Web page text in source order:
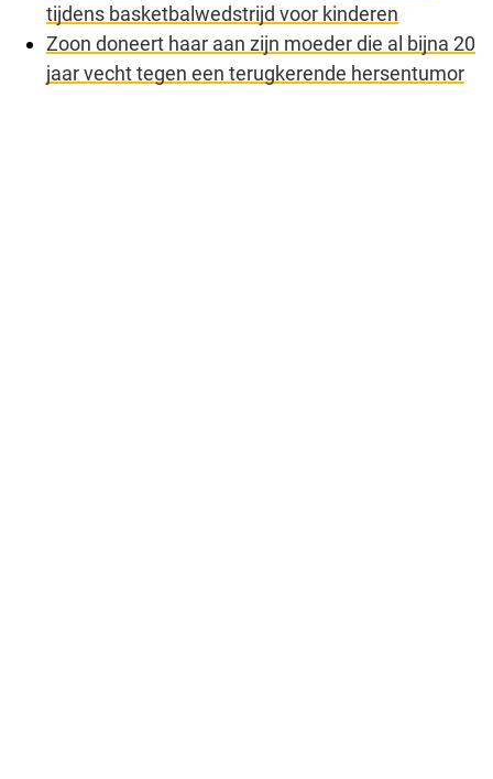
tijdens basketbalwedstrijd voor kinderen
Zoon doneert haar aan zijn moeder die al bijna 20
jaar vecht tegen een terugkerende hersentumor